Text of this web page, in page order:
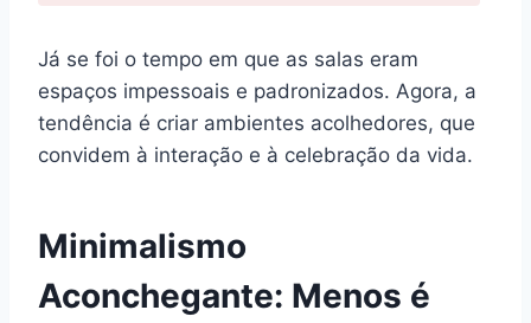
Já se foi o tempo em que as salas eram
espaços impessoais e padronizados. Agora, a
tendência é criar ambientes acolhedores, que
convidem à interação e à celebração da vida.
Minimalismo
Aconchegante: Menos é